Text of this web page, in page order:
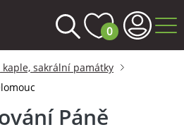
0
kaple, sakrální památky
Páně